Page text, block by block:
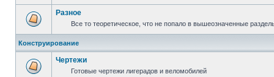
Разное
Все то теоретическое, что не попало в вышеозначенные
Конструирование
Чертежи
Готовые чертежи лигерадов и веломобилей